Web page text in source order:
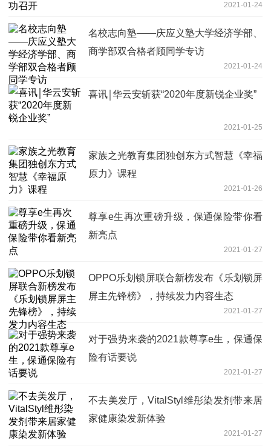
2021-01-24
名校志向塾——庆应义塾大学经济学部、
商学部双合格者顾同学专访
2021-01-24
喜讯￨华云安斩获“2020年度新锐企业奖”
2021-01-25
家族之光教育集团独创东方式智慧《幸福
原力》课程
2021-01-26
尊享e生再次重磅升级，保通保险带你看
新亮点
2021-01-27
OPPO乐划锁屏联合新榜发布《乐划锁屏
屏主先锋榜》，持续发力内容生态
2021-01-27
对于强势来袭的2021款尊享e生，保通保
险有话要说
2021-01-27
不去美发厅，VitalStyl维彤染发剂带来居
家健康染发新体验
2021-01-27